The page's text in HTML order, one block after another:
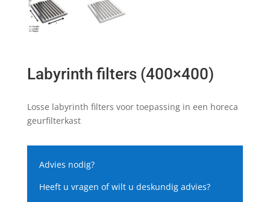
Labyrinth filters (400×400)
Losse labyrinth filters voor toepassing in een horeca
geurfilterkast
Advies nodig?
Heeft u vragen of wilt u deskundig advies?